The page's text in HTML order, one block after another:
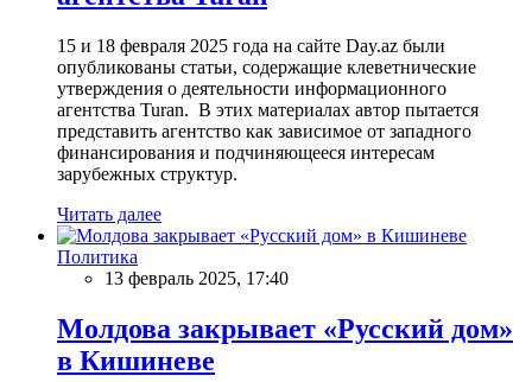
15 и 18 февраля 2025 года на сайте Day.az были
опубликованы статьи, содержащие клеветнические
утверждения о деятельности информационного
агентства Turan. В этих материалах автор пытается
представить агентство как зависимое от западного
финансирования и подчиняющееся интересам
зарубежных структур.
Читать далее
Политика
13 февраль 2025, 17:40
Молдова закрывает «Русский дом»
в Кишиневе